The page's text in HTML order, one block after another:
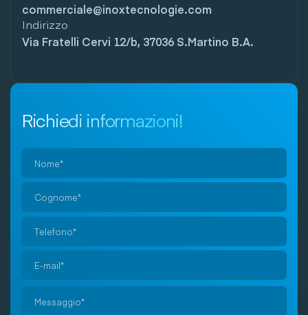
commerciale@inoxtecnologie.com
Indirizzo
Via Fratelli Cervi 12/b, 37036 S.Martino B.A.
Richiedi informazioni!
prega